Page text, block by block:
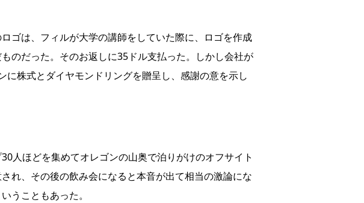
ゴは、フィルが大学の講師をしていた際に、ロゴを作成
のだった。そのお返しに35ドル支払った。しかし会社が
に株式とダイヤモンドリングを贈呈し、感謝の意を示し
人ほどを集めてオレゴンの山奥で泊りがけのオフサイト
れ、その後の飲み会になると本音が出て相当の激論にな
うこともあった。